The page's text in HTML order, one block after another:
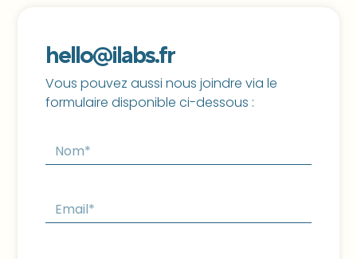
hello@ilabs.fr
Vous pouvez aussi nous joindre via le
formulaire disponible ci-dessous :